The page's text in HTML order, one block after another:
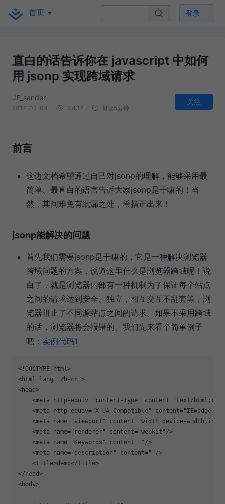
首页 登录
直白的话告诉你在 javascript 中如何
用 jsonp 实现跨域请求
JF_sander
2017-02-04 3,437 阅读5分钟
关注
前言
这边文档希望通过自己对jsonp的理解，能够采用最
简单、最直白的语言告诉大家jsonp是干嘛的！当
然，其间难免有纰漏之处，希指正出来！
jsonp能解决的问题
首先我们需要jsonp是干嘛的，它是一种解决浏览器
跨域问题的方案，说道这里什么是浏览器跨域呢！说
白了，就是浏览器内部有一种机制为了保证每个站点
之间的请求达到安全、独立，相互交互不乱套等，浏
览器阻止了不同源站点之间的请求。如果不采用跨域
的话，浏览器将会报错的。我们先来看个简单例子
吧： 实例代码1
<!DOCTYPE html>
<html lang=" Zh-cn ">
<head>
    <
meta http-equiv=" content-type" content=" text/
    <
meta http-equiv=" X-UA-Compatible" content="
    <
meta name=" viewport " content="width=device-
    <
meta name=" renderer" content="webkit " />
    <
meta name=" Keywords " content=" " />
    <
meta name=" description " content=" " />
    <
title>demo</title>
</ head>
<body>